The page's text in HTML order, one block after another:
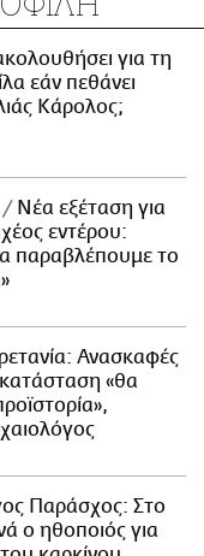
για τη
εάν πεθάνει
Κάρολος;
Νέα εξέταση για
εντέρου:
παραβλέπουμε το
Ανασκαφές
«θα
Παράσχος: Στο
ο ηθοποιός για